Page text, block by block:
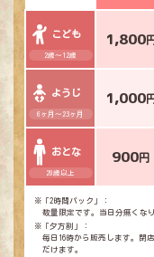
こども
2歳～12歳
1,800円
ようじ
6ヶ月～23ヶ月
1,000円
おとな
20歳以上
900円
※「2時間パック」：
数量限定です。当日分無くな
※「夕方割」：
毎日16時から販売します。閉
だけます。